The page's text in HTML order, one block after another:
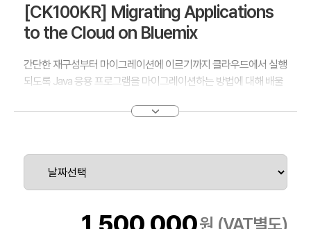
[CK100KR] Migrating Applications
to the Cloud on Bluemix
간단한 재구성부터 마이그레이션에 이르기까지 클라우드에서 실행
되도록 Java 응용 프로그램을 마이그레이션하는 방법에 대해 배울
원 (VAT별도)